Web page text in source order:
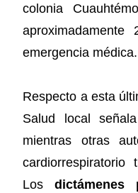
colonia
emergencia médica.
Respecto a esta
Salud local
mientras otras
Losdictámenes